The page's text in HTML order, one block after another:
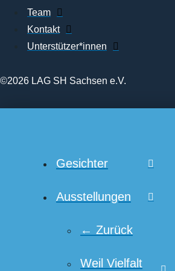
Team
Kontakt
Unterstützer*innen
©2026 LAG SH Sachsen e.V.
Gesichter
Ausstellungen
← Zurück
Weil Vielfalt